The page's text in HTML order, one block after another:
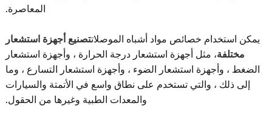
المعاصرة.
خصائص مواد أشباه الموصلاتتصنيع أجهزة استشعار
، مثل أجهزة استشعار درجة الحرارة ، وأجهزة استشعار
، وأجهزة استشعار الضوء ، وأجهزة استشعار التسارع ، وما
ذلك ، والتي تستخدم على نطاق واسع في الأتمتة والسيارات
والمعدات الطبية وغيرها من الحقول.